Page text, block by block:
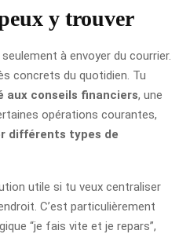
y trouver
à envoyer du courrier.
concrets du quotidien. Tu
aux conseils financiers, une
opérations courantes,
différents types de
utile si tu veux centraliser
C’est particulièrement
“je fais vite et je repars”,